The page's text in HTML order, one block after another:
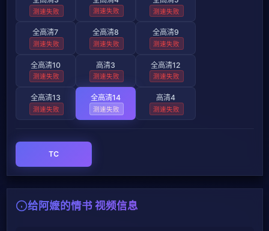
测速失败 测速失败 测速失败
全高清7
测速失败
全高清8
测速失败
全高清9
测速失败
全高清10
测速失败
高清3
测速失败
全高清12
测速失败
全高清13
测速失败
全高清14
测速失败
高清4
测速失败
TC
给阿嬷的情书 视频信息